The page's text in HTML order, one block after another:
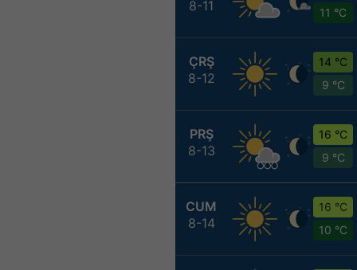
8-11
11 °C
ÇRŞ
8-12
14 °C
9 °C
PRŞ
8-13
16 °C
9 °C
CUM
8-14
16 °C
10 °C